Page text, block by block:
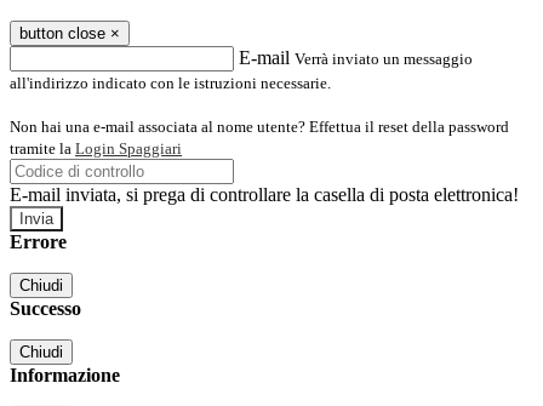
button close ×
E-mail Verrà inviato un messaggio
all'indirizzo indicato con le istruzioni necessarie.
Non hai una e-mail associata al nome utente? Effettua il reset della password
tramite la Login Spaggiari
E-mail inviata, si prega di controllare la casella di posta elettronica!
Errore
Chiudi
Successo
Chiudi
Informazione